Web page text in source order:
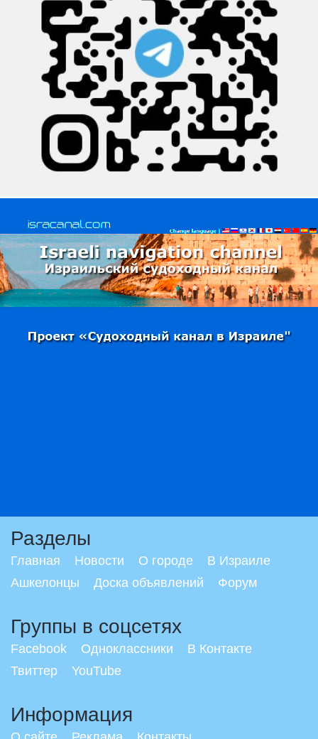
Разделы
Главная Новости О городе
В Израиле
Ашкелонцы
Доска объявлений Форум
Группы в соцсетях
Facebook Одноклассники
В Контакте
Твиттер
YouTube
Информация